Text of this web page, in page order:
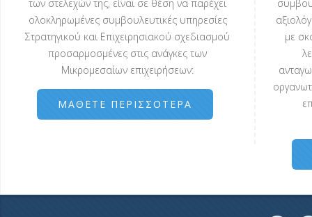
των στελεχών της, είναι σε θέση να παρέχει
ολοκληρωμένες συμβουλευτικές υπηρεσίες
Στρατηγικού και Επιχειρησιακού σχεδιασμού
προσαρμοσμένες στις ανάγκες των
Μικρομεσαίων επιχειρήσεων:
ΜΆΘΕΤΕ ΠΕΡΙΣΣΌΤΕΡΑ
με